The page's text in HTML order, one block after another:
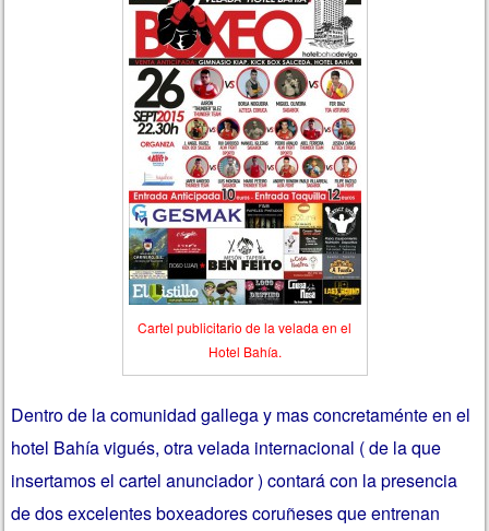
Cartel publicitario de la velada en el
Hotel Bahía.
Dentro de la comunidad gallega y mas concretaménte en el
hotel Bahía vigués, otra velada internacional ( de la que
insertamos el cartel anunciador ) contará con la presencia
de dos excelentes boxeadores coruñeses que entrenan